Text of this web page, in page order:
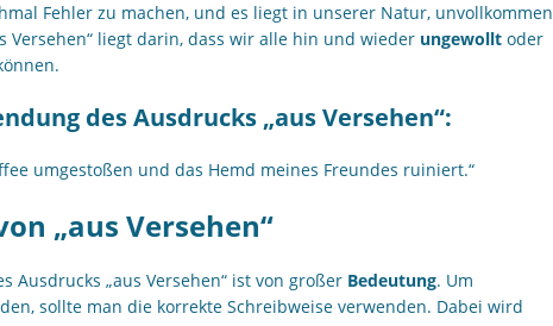
Fehler zu machen, und es liegt in unserer Natur, unvollkommen
Versehen“ liegt darin, dass wir alle hin und wieder ungewollt oder
des Ausdrucks „aus Versehen“:
umgestoßen und das Hemd meines Freundes ruiniert.“
„aus Versehen“
Ausdrucks „aus Versehen“ ist von großer Bedeutung. Um
sollte man die korrekte Schreibweise verwenden. Dabei wird